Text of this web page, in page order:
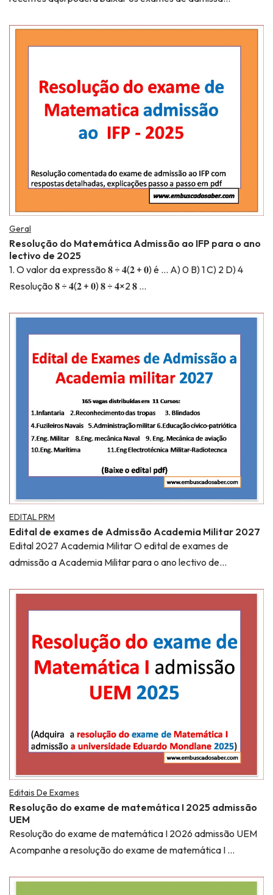
Geral
Resolução do Matemática Admissão ao IFP para o ano
lectivo de 2025
1. O valor da expressão 𝟖 ÷ 𝟒(𝟐 + 𝟎) é … A) 0 B) 1 C) 2 D) 4
Resolução 𝟖 ÷ 𝟒(𝟐 + 𝟎) 𝟖 ÷ 𝟒×2 𝟖 …
EDITAL PRM
Edital de exames de Admissão Academia Militar 2027
Edital 2027 Academia Militar O edital de exames de
admissão a Academia Militar para o ano lectivo de…
Editais De Exames
Resolução do exame de matemática I 2025 admissão
UEM
Resolução do exame de matemática I 2026 admissão UEM
Acompanhe a resolução do exame de matemática I …